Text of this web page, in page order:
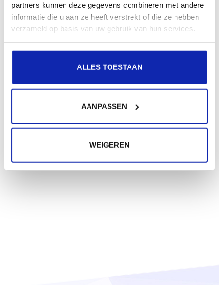
partners kunnen deze gegevens combineren met andere
informatie die u aan ze heeft verstrekt of die ze hebben
verzameld op basis van uw gebruik van hun services.
ALLES TOESTAAN
AANPASSEN
WEIGEREN